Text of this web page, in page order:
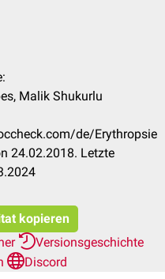
Malik Shukurlu
de/Erythropsie
24.02.2018. Letzte
kopieren
Versionsgeschichte
Discord